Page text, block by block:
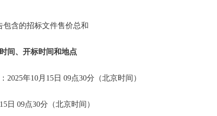
包含的招标文件售价总和
间、开标时间和地点
2025年10月15日 09点30分（北京时间）
日 09点30分（北京时间）